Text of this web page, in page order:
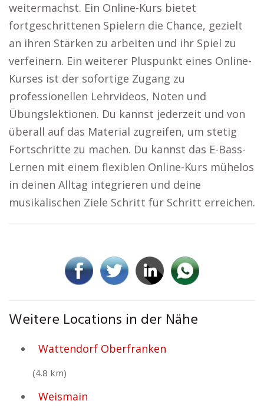
weitermachst. Ein Online-Kurs bietet
fortgeschrittenen Spielern die Chance, gezielt
an ihren Stärken zu arbeiten und ihr Spiel zu
verfeinern. Ein weiterer Pluspunkt eines Online-
Kurses ist der sofortige Zugang zu
professionellen Lehrvideos, Noten und
Übungslektionen. Du kannst jederzeit und von
überall auf das Material zugreifen, um stetig
Fortschritte zu machen. Du kannst das E-Bass-
Lernen mit einem flexiblen Online-Kurs mühelos
in deinen Alltag integrieren und deine
musikalischen Ziele Schritt für Schritt erreichen.
Weitere Locations in der Nähe
Wattendorf Oberfranken
(4.8 km)
Weismain